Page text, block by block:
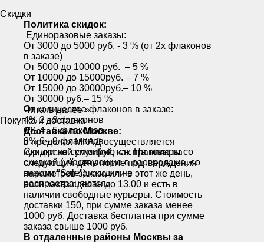
Скидки
Политика скидок:
Единоразовые заказы:
От 3000 до 5000 руб. - 3 % (от 2х флаконов
в заказе)
От 5000 до 10000 руб. – 5 %
От 10000 до 15000руб. – 7 %
От 15000 до 30000руб.– 10 %
От 30000 руб.– 15 %
От количества флаконов в заказе:
4% 2 - 3 флаконов
6% 4 - 5 флаконов
8% 6 - 9 флаконов
Скидки не суммируются. На товары со
скидкой (участвующие в распродаже, со
знаком "Sale"), скидки не
распространяются.
Читать далее »
Покупка и доставка
Доставка по Москве:
в пределах МКАД осуществляется
курьерской службой, как правило на
следующий день после подтверждения
параметров заказа или в этот же день,
если заказ сделан до 13.00 и есть в
наличии свободные курьеры. Стоимость
доставки 150, при сумме заказа менее
1000 руб. Доставка бесплатна при сумме
заказа свыше 1000 руб.
В отдаленные районы Москвы за